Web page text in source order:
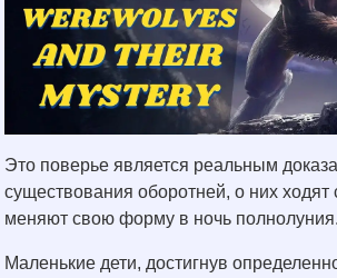
Это поверье является реальным
существования оборотней, о них ходят
меняют свою форму в ночь полнолуния.
Маленькие дети, достигнув